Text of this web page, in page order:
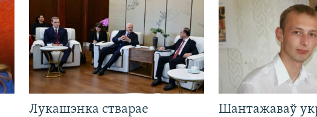
Лукашэнка стварае
Шантажаваў